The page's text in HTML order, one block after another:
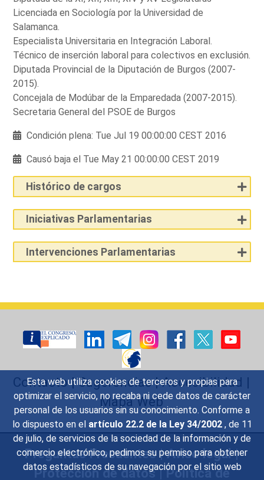
Esta web utiliza cookies de terceros y propias para
optimizar el servicio, no recaba ni cede datos de carácter
personal de los usuarios sin su conocimiento. Conforme a
lo dispuesto en el artículo 22.2 de la Ley 34/2002 , de 11
de julio, de servicios de la sociedad de la información y de
comercio electrónico, pedimos su permiso para obtener
datos estadísticos de su navegación por el sitio web
Licenciada en Sociología por la Universidad de
Salamanca.
Especialista Universitaria en Integración Laboral.
Técnico de inserción laboral para colectivos en exclusión.
Diputada Provincial de la Diputación de Burgos (2007-
2015).
Concejala de Modúbar de la Emparedada (2007-2015).
Secretaria General del PSOE de Burgos
Condición plena: Tue Jul 19 00:00:00 CEST 2016
Causó baja el Tue May 21 00:00:00 CEST 2019
Histórico de cargos
Iniciativas Parlamentarias
Intervenciones Parlamentarias
Contacto|Sugerencias|Accesibilidad |
Mapa Web
Preguntas Frecuentes|Aviso legal|
Protección de datos|Política de